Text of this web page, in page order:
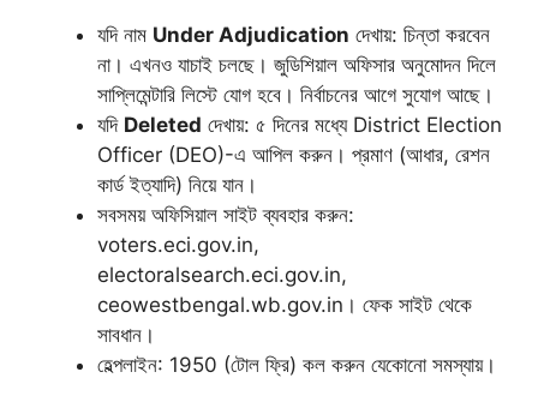
যদি নাম Under Adjudication দেখায়: চিন্তা করবেন
না। এখনও যাচাই চলছে। জুডিশিয়াল অফিসার অনুমোদন দিলে
সাপ্লিমেন্টারি লিস্টে যোগ হবে। নির্বাচনের আগে সুযোগ আছে।
যদি Deleted দেখায়: ৫ দিনের মধ্যে District Election
Officer (DEO)-এ আপিল করুন। প্রমাণ (আধার, রেশন
কার্ড ইত্যাদি) নিয়ে যান।
সবসময় অফিসিয়াল সাইট ব্যবহার করুন:
voters.eci.gov.in,
electoralsearch.eci.gov.in,
ceowestbengal.wb.gov.in। ফেক সাইট থেকে
সাবধান।
হেল্পলাইন: 1950 (টোল ফ্রি) কল করুন যেকোনো সমস্যায়।